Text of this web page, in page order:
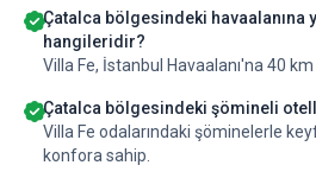
Çatalca bölgesindeki havaalanına
hangileridir?
Villa Fe, İstanbul Havaalanı'na 40
Çatalca bölgesindeki şömineli
Villa Fe odalarındaki şöminelerle
konfora sahip.